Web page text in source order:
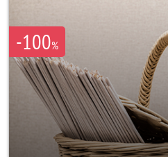
-100%